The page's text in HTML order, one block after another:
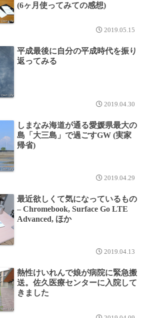
(6ヶ月使ってみての感想)
2019.05.15
平成最後に自分の平成時代を振り
返ってみる
2019.04.30
しまなみ海道が通る愛媛県最大の
島「大三島」で過ごすGW (実家
帰省)
2019.04.29
最近欲しくて気になっているもの
– Chromebook, Surface Go LTE
Advanced, ほか
2019.04.13
熱性けいれんで娘が病院に緊急搬
送。佐久医療センターに入院して
きました